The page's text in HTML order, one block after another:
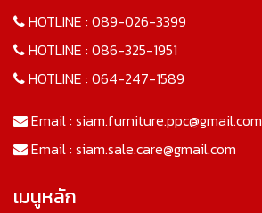
HOTLINE : 089-026-3399
HOTLINE : 086-325-1951
HOTLINE : 064-247-1589
Email : siam.furniture.ppc@gmail.com
Email : siam.sale.care@gmail.com
เมนูหลัก